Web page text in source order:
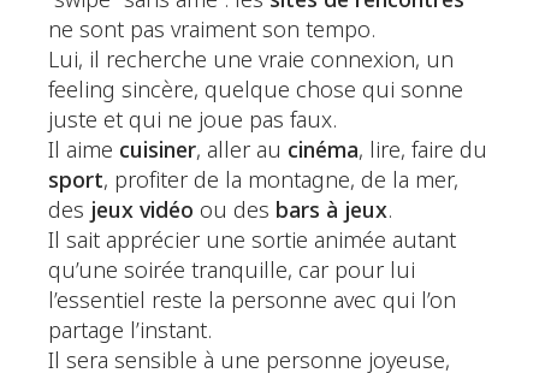
ne sont pas vraiment son tempo.
Lui, il recherche une vraie connexion, un
feeling sincère, quelque chose qui sonne
juste et qui ne joue pas faux.
Il aime cuisiner, aller au cinéma, lire, faire du
sport, profiter de la montagne, de la mer,
des jeux vidéo ou des bars à jeux.
Il sait apprécier une sortie animée autant
qu’une soirée tranquille, car pour lui
l’essentiel reste la personne avec qui l’on
partage l’instant.
Il sera sensible à une personne joyeuse,